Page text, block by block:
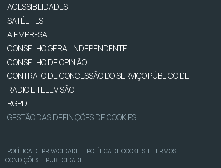
ACESSIBILIDADES
SATÉLITES
A EMPRESA
CONSELHO GERAL INDEPENDENTE
CONSELHO DE OPINIÃO
CONTRATO DE CONCESSÃO DO SERVIÇO PÚBLICO DE
RÁDIO E TELEVISÃO
RGPD
GESTÃO DAS DEFINIÇÕES DE COOKIES
POLÍTICA DE PRIVACIDADE | POLÍTICA DE COOKIES | TERMOS E
CONDIÇÕES | PUBLICIDADE